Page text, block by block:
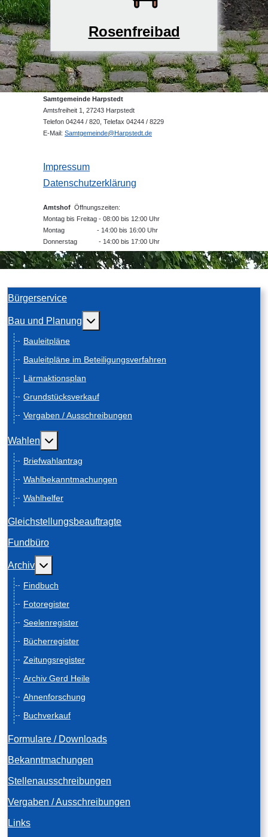
Rosenfreibad
Samtgemeinde Harpstedt
Amtsfreiheit 1, 27243 Harpstedt
Telefon 04244 / 820, Telefax 04244 / 8229
E-Mail: Samtgemeinde@Harpstedt.de
Impressum
Datenschutzerklärung
Amtshof Öffnungszeiten:
Montag bis Freitag - 08:00 bis 12:00 Uhr
Montag - 14:00 bis 16:00 Uhr
Donnerstag - 14:00 bis 17:00 Uhr
Bürgerservice
Bau und Planung Weitere Informationen: Bau und Planung
Bauleitpläne
Bauleitpläne im Beteiligungsverfahren
Lärmaktionsplan
Grundstücksverkauf
Vergaben / Ausschreibungen
Wahlen Weitere Informationen: Wahlen
Briefwahlantrag
Wahlbekanntmachungen
Wahlhelfer
Gleichstellungsbeauftragte
Fundbüro
Archiv Weitere Informationen: Archiv
Findbuch
Fotoregister
Seelenregister
Bücherregister
Zeitungsregister
Archiv Gerd Heile
Ahnenforschung
Buchverkauf
Formulare / Downloads
Bekanntmachungen
Stellenausschreibungen
Vergaben / Ausschreibungen
Links